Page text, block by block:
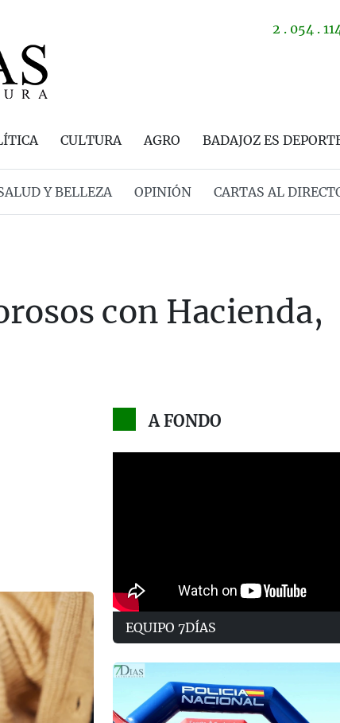
2 . 054 .
CULTURA AGRO BADAJOZ ES
Y BELLEZA OPINIÓN CARTAS AL
con Hacienda,
A FONDO
EQUIPO 7DÍAS